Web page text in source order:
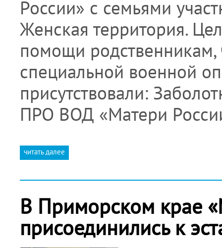
России» с семьями
Женская территория.
помощи родственникам,
специальной военной
присутствовали:
ПРО ВОД «Матери
читать далее
В Приморском крае
присоединились к